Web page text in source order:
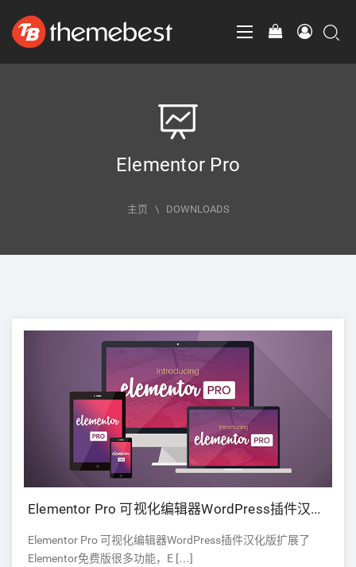
Elementor Pro
主页 \ DOWNLOADS
Elementor Pro 可视化编辑器WordPress插件汉化版
Elementor Pro 可视化编辑器WordPress插件汉化版扩展了
Elementor免费版很多功能，E […]